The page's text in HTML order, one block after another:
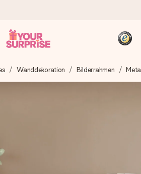
sorgfältig vor und schicken es
es genau zum richtigen Zeitpunkt
+15.000 Bewertungen)
Kunden bewerten uns mit
(Gesamtergebnis aller Länder, in
Wanddekoration Bilderrahmen